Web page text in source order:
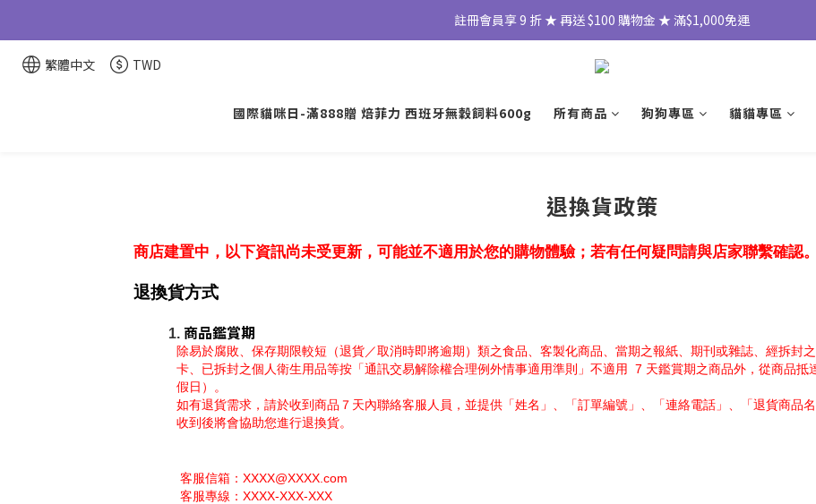
註冊會員享 9 折 ★ 再送 $100 購物金 ★ 滿$1,000免運
繁體中文 TWD
國際貓咪日-滿888贈 焙菲力 西班牙無穀飼料600g 所有商品 狗狗專區 貓貓專區
退換貨政策
商店建置中，以下資訊尚未受更新，可能並不適用於您的購物體驗；若有任何疑問請與店家聯繫確認。
退換貨方式
商品鑑賞期
除易於腐敗、保存期限較短（退貨／取消時即將逾期）類之食品、客製化商品、當期之報紙、期刊或雜誌、經拆封
卡、已拆封之個人衛生用品等按「通訊交易解除權合理例外情事適用準則」不適用  7 天鑑賞期之商品外，從商品
假日）。
如有退貨需求，請於收到商品７天內聯絡客服人員，並提供「姓名」、「訂單編號」、「連絡電話」、「退貨商品
收到後將會協助您進行退換貨。
客服信箱：XXXX@XXXX.com
客服專線：XXXX-XXX-XXX